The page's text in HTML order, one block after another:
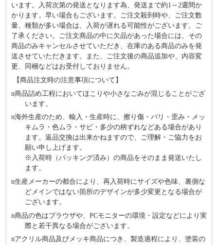
います。入荷次第の発送となります為、発送まで約1～2週間か
かります。早い場合もございます。ご注文殺到時や、ご注文数
量、種類が多い場合は、入荷が遅れる可能性がございます、ご
了承ください。ご注文商品の中に欠品があった場合には、その
商品のみキャンセルさせていただき、在庫のある商品のみを発
送させていただきます。また、ご注文後の商品追加や、内容変
更、同梱などはお受付しておりません。
【商品注文時の注意事項について】
n商品詰め⼯程においてほこりや⼩さなごみが混じることがござ
います。
n海外⽣産のため、輸⼊・⽣産時に、擦り傷・バリ・歪み・メッ
キムラ・色ムラ・サビ・多少の柄ずれなどある場合があり
ます。返品交換は出来かねますので、ご理解・ご協⼒をお
願い申し上げます。
※⼊荷時（パッキング済み）の商品をそのまま発送いたし
ます。
n⽣産メーカーの都合により、再⼊荷時にサイズや⾊味、裏側な
どメインではない箇所のデザインが多少変更となる場合が
ございます。
n商品の⾊はブラウザや、PCモニターの環境・設定などにより実
際と若⼲異なる場合がございます。
nアクリル商品及びメッキ商品につき、製造過程により、塗装の